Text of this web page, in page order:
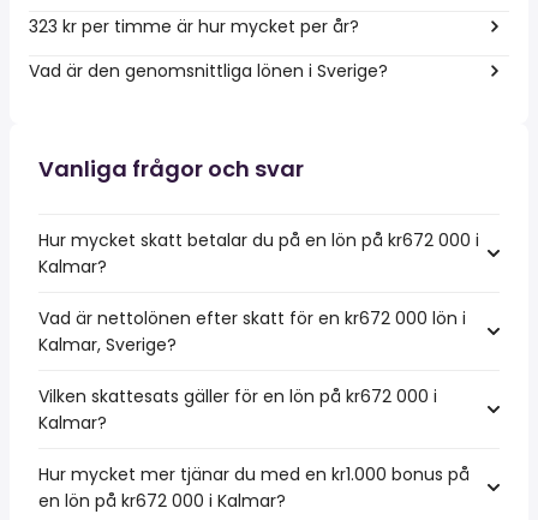
323 kr per timme är hur mycket per år?
Vad är den genomsnittliga lönen i Sverige?
Vanliga frågor och svar
Hur mycket skatt betalar du på en lön på kr672 000 i
Kalmar?
Vad är nettolönen efter skatt för en kr672 000 lön i
Kalmar, Sverige?
Vilken skattesats gäller för en lön på kr672 000 i
Kalmar?
Hur mycket mer tjänar du med en kr1.000 bonus på
en lön på kr672 000 i Kalmar?